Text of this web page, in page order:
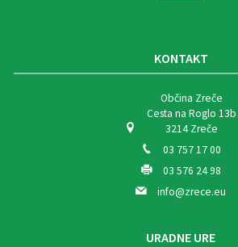
KONTAKT
Občina Zreče
Cesta na Roglo 13b
3214 Zreče
03 757 17 00
03 576 24 98
info@zrece.eu
URADNE URE